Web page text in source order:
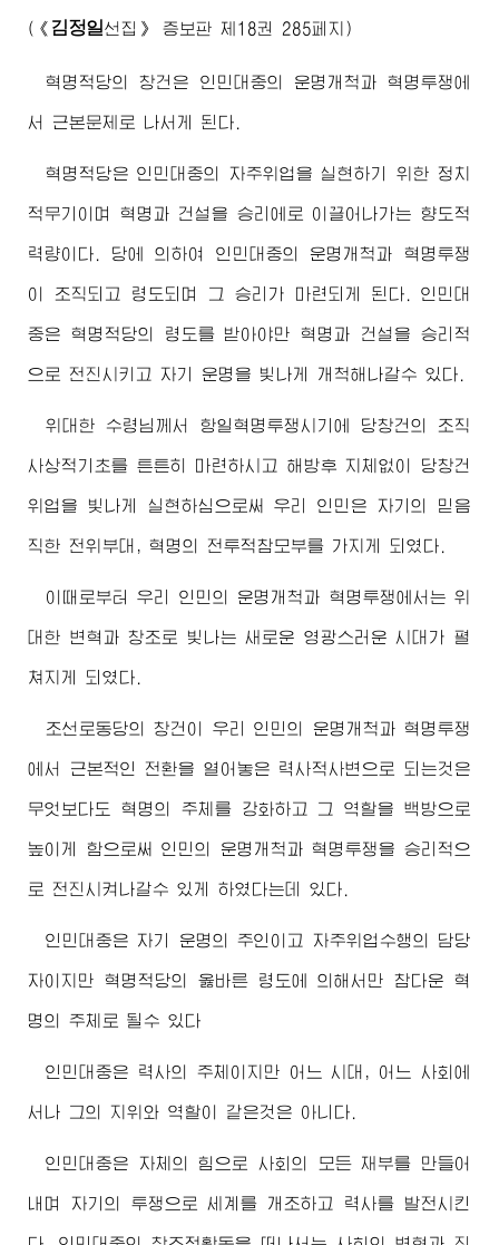
(《 김정일선집》 증보판 제18권 285페지)
혁명적당의 창건은 인민대중의 운명개척과 혁명투쟁에
서 근본문제로 나서게 된다.
혁명적당은 인민대중의 자주위업을 실현하기 위한 정치
적무기이며 혁명과 건설을 승리에로 이끌어나가는 향도적
력량이다. 당에 의하여 인민대중의 운명개척과 혁명투쟁
이 조직되고 령도되며 그 승리가 마련되게 된다. 인민대
중은 혁명적당의 령도를 받아야만 혁명과 건설을 승리적
으로 전진시키고 자기 운명을 빛나게 개척해나갈수 있다.
위대한 수령님 께서 항일혁명투쟁시기에 당창건의 조직
사상적기초를 튼튼히 마련하시고 해방후 지체없이 당창건
위업을 빛나게 실현하심으로써 우리 인민은 자기의 믿음
직한 전위부대, 혁명의 전투적참모부를 가지게 되였다.
이때로부터 우리 인민의 운명개척과 혁명투쟁에서는 위
대한 변혁과 창조로 빛나는 새로운 영광스러운 시대가 펼
쳐지게 되였다.
조선로동당의 창건이 우리 인민의 운명개척과 혁명투쟁
에서 근본적인 전환을 열어놓은 력사적사변으로 되는것은
무엇보다도 혁명의 주체를 강화하고 그 역할을 백방으로
높이게 함으로써 인민의 운명개척과 혁명투쟁을 승리적으
로 전진시켜나갈수 있게 하였다는데 있다.
인민대중은 자기 운명의 주인이고 자주위업수행의 담당
자이지만 혁명적당의 옳바른 령도에 의해서만 참다운 혁
명의 주체로 될수 있다
인민대중은 력사의 주체이지만 어느 시대, 어느 사회에
서나 그의 지위와 역할이 같은것은 아니다.
인민대중은 자체의 힘으로 사회의 모든 재부를 만들어
내며 자기의 투쟁으로 세계를 개조하고 력사를 발전시킨